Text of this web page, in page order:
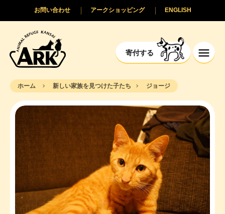
寄付する
ENGLISH
アークショッピング
お問い合わせ
ホーム 新しい家族を見つけた子たち ジョージ